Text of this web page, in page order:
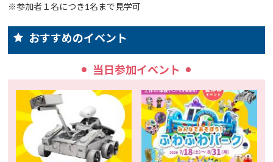
※参加者１名につき1名まで見学可
おすすめのイベント
当日参加イベント